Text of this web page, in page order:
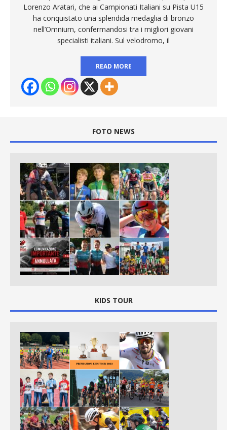
Lorenzo Aratari, che ai Campionati Italiani su Pista U15
ha conquistato una splendida medaglia di bronzo
nell’Omnium, confermandosi tra i migliori giovani
specialisti italiani. Sul velodromo, il
READ MORE
FOTO NEWS
KIDS TOUR